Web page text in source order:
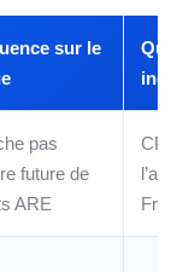
sur le
Qui
pas
future de
ARE